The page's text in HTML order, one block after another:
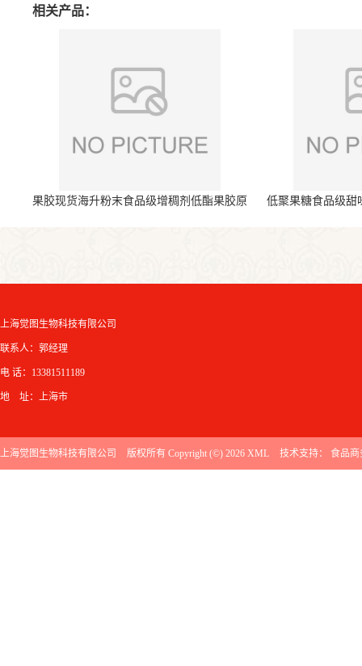
相关产品：
果胶现货海升粉末食品级增稠剂低酯果胶原
低聚果糖食品级甜
上海觉图生物科技有限公司
联系人：郭经理
电 话：13381511189
地 址：上海市
上海觉图生物科技有限公司 版权所有 Copyright (©) 2026 XML 技术支持： 食品商